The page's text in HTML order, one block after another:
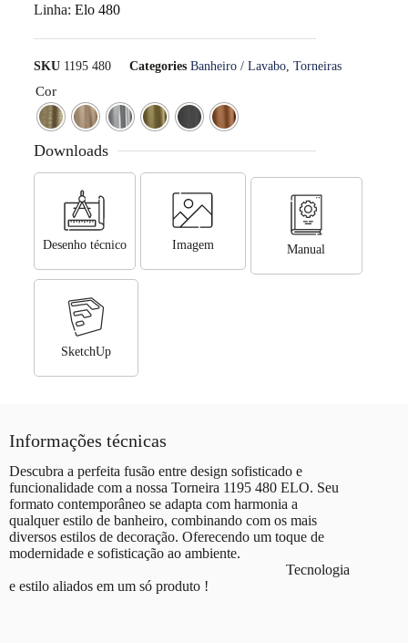
Linha: Elo 480
SKU 1195 480 Categories Banheiro / Lavabo, Torneiras
Cor
Downloads
Desenho técnico Imagem Manual
SketchUp
Informações técnicas
Descubra a perfeita fusão entre design sofisticado e
funcionalidade com a nossa Torneira 1195 480 ELO. Seu
formato contemporâneo se adapta com harmonia a
qualquer estilo de banheiro, combinando com os mais
diversos estilos de decoração. Oferecendo um toque de
modernidade e sofisticação ao ambiente.
Tecnologia
e estilo aliados em um só produto !